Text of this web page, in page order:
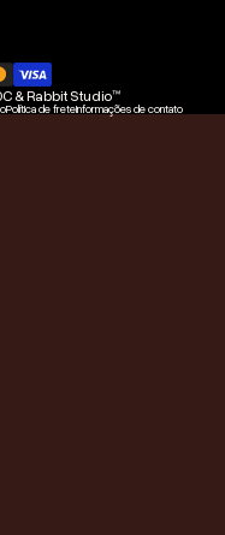
&Rabbit Studio™
Política de freteInformações de contato